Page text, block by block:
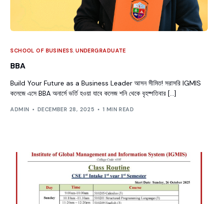
SCHOOL OF BUSINESS,UNDERGRADUATE
BBA
Build Your Future as a Business Leader আসন সীমিত! সরাসরি IGMIS
কলেজে এসে BBA অনার্সে ভর্তি হওয়া যাবে কলেজ শনি থেকে বৃহষ্পতিবার […]
ADMIN DECEMBER 28, 2025 1 MIN READ